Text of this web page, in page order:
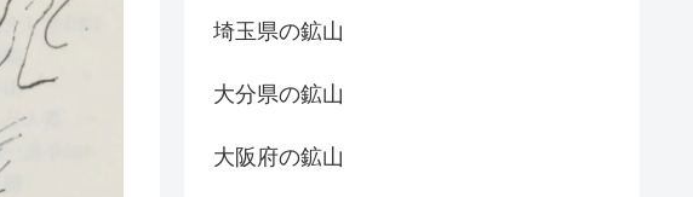
埼玉県の鉱山
大分県の鉱山
大阪府の鉱山